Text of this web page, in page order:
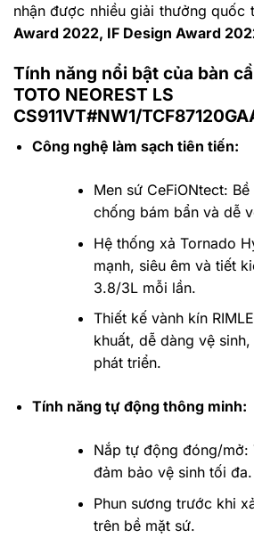
nhận được nhiều giải thưởng quốc
Award 2022, IF Design Award
Tính năng nổi bật của bàn
TOTO NEOREST LS
CS911VT#NW1/
Công nghệ làm sạch tiên tiến:
Men sứ CeFiONtect:
chống bám bẩn và dễ
Hệ thống xả Tornado
mạnh, siêu êm và tiết
3.8/3L mỗi lần.
Thiết kế vành kín
khuất, dễ dàng vệ
phát triển.
Tính năng tự động thông minh:
Nắp tự động đóng/mở:
đảm bảo vệ sinh tối đa.
Phun sương trước khi
trên bề mặt sứ.